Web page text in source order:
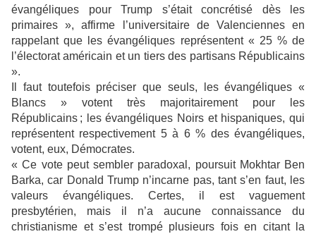
évangéliques pour Trump s’était concrétisé dès les
primaires », affirme l’universitaire de Valenciennes en
rappelant que les évangéliques représentent « 25 % de
l’électorat américain et un tiers des partisans Républicains
».
Il faut toutefois préciser que seuls, les évangéliques «
Blancs » votent très majoritairement pour les
Républicains ; les évangéliques Noirs et hispaniques, qui
représentent respectivement 5 à 6 % des évangéliques,
votent, eux, Démocrates.
« Ce vote peut sembler paradoxal, poursuit Mokhtar Ben
Barka, car Donald Trump n’incarne pas, tant s’en faut, les
valeurs évangéliques. Certes, il est vaguement
presbytérien, mais il n’a aucune connaissance du
christianisme et s’est trompé plusieurs fois en citant la